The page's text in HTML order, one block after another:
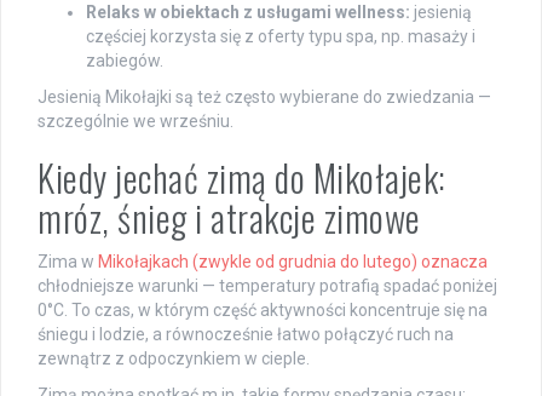
Relaks w obiektach z usługami wellness: jesienią
częściej korzysta się z oferty typu spa, np. masaży i
zabiegów.
Jesienią Mikołajki są też często wybierane do zwiedzania —
szczególnie we wrześniu.
Kiedy jechać zimą do Mikołajek:
mróz, śnieg i atrakcje zimowe
Zima w Mikołajkach (zwykle od grudnia do lutego) oznacza
chłodniejsze warunki — temperatury potrafią spadać poniżej
0°C. To czas, w którym część aktywności koncentruje się na
śniegu i lodzie, a równocześnie łatwo połączyć ruch na
zewnątrz z odpoczynkiem w cieple.